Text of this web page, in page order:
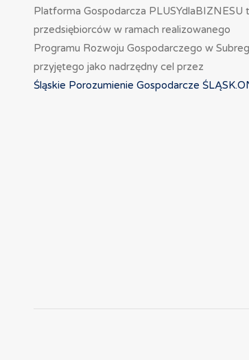
Platforma Gospodarcza PLUSYdlaBIZNESU
przedsiębiorców w ramach realizowanego
Programu Rozwoju Gospodarczego w
przyjętego jako nadrzędny cel przez
Śląskie Porozumienie Gospodarcze